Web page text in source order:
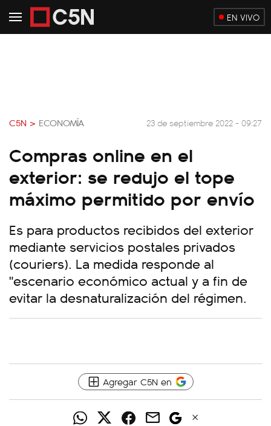
EN VIVO
C5N > ECONOMÍA 23 de septiembre 2022 - 09:27
Compras online en el
exterior: se redujo el tope
máximo permitido por envío
Es para productos recibidos del exterior
mediante servicios postales privados
(couriers). La medida responde al
"escenario económico actual y a fin de
evitar la desnaturalización del régimen.
Agregar C5N en